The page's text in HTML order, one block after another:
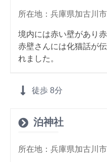
所在地：兵庫県加古川
境内には赤い壁があり
赤壁さんには化猫話が
れました。
徒歩 8分
泊神社
所在地：兵庫県加古川